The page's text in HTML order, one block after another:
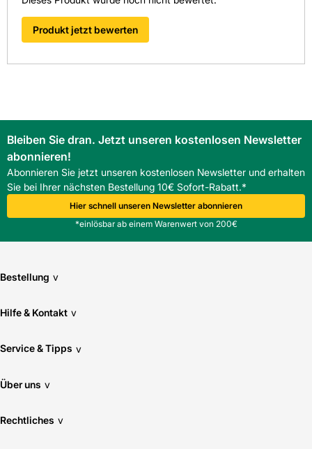
SF?
PVC-U ist korrosionsbeständig, leicht zu reinigen und
Produkt jetzt bewerten
Bleiben Sie dran. Jetzt unseren kostenlosen Newsletter
abonnieren!
Abonnieren Sie jetzt unseren kostenlosen Newsletter und erhalten
Sie bei Ihrer nächsten Bestellung 10€ Sofort-Rabatt.*
Hier schnell unseren Newsletter abonnieren
*einlösbar ab einem Warenwert von 200€
Bestellung v
Hilfe & Kontakt v
Service & Tipps v
Über uns v
Rechtliches v